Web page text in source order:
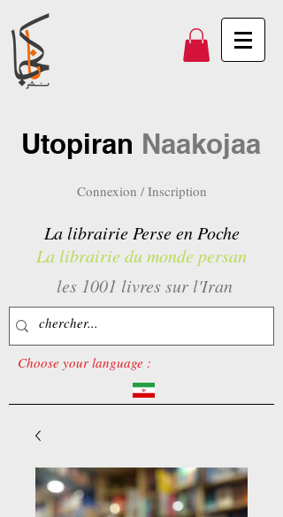
Utopiran Naakojaa
Connexion / Inscription
La librairie Perse en Poche
La librairie du monde persan
les 1001 livres sur l'Iran
Choose your language :